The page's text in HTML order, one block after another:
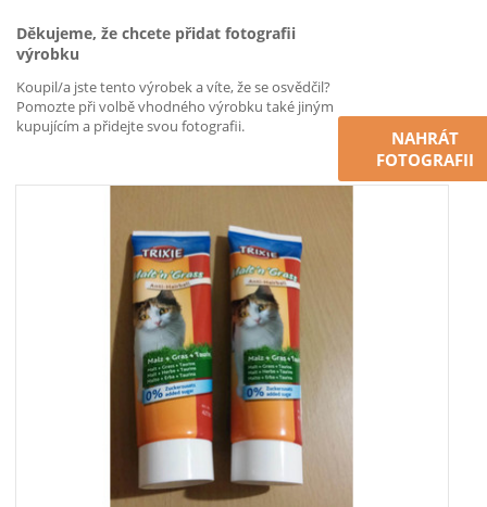
Děkujeme, že chcete přidat fotografii
výrobku
Koupil/a jste tento výrobek a víte, že se osvědčil?
Pomozte při volbě vhodného výrobku také jiným
kupujícím a přidejte svou fotografii.
NAHRÁT
FOTOGRAFII